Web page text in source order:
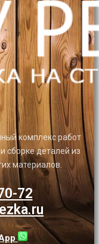
комплекс работ
сборке деталей из
материалов.
72